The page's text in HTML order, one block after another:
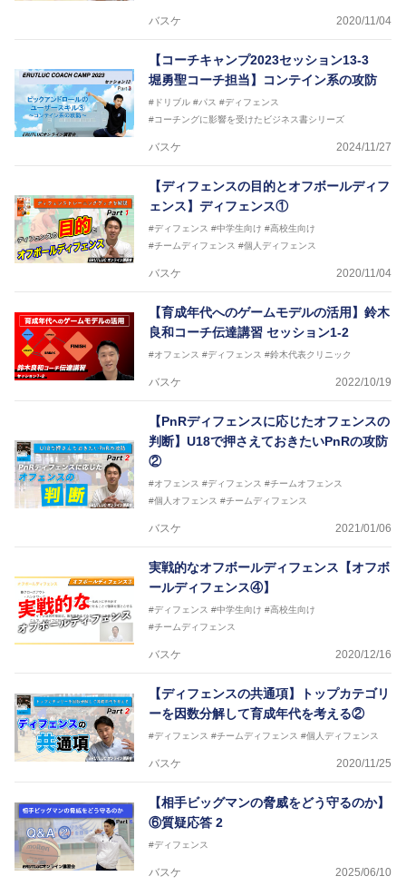
バスケ 2020/11/04
【コーチキャンプ2023セッション13-3
堀勇聖コーチ担当】コンテイン系の攻防
#ドリブル #パス #ディフェンス
#コーチングに影響を受けたビジネス書シリーズ
バスケ 2024/11/27
【ディフェンスの目的とオフボールディフ
ェンス】ディフェンス①
#ディフェンス #中学生向け #高校生向け
#チームディフェンス #個人ディフェンス
バスケ 2020/11/04
【育成年代へのゲームモデルの活用】鈴木
良和コーチ伝達講習 セッション1-2
#オフェンス #ディフェンス #鈴木代表クリニック
バスケ 2022/10/19
【PnRディフェンスに応じたオフェンスの
判断】U18で押さえておきたいPnRの攻防
②
#オフェンス #ディフェンス #チームオフェンス
#個人オフェンス #チームディフェンス
バスケ 2021/01/06
実戦的なオフボールディフェンス【オフボ
ールディフェンス④】
#ディフェンス #中学生向け #高校生向け
#チームディフェンス
バスケ 2020/12/16
【ディフェンスの共通項】トップカテゴリ
ーを因数分解して育成年代を考える②
#ディフェンス #チームディフェンス #個人ディフェンス
バスケ 2020/11/25
【相手ビッグマンの脅威をどう守るのか】
⑥質疑応答 2
#ディフェンス
バスケ 2025/06/10